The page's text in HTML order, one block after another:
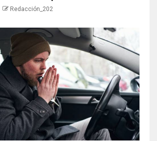
Redacción_202